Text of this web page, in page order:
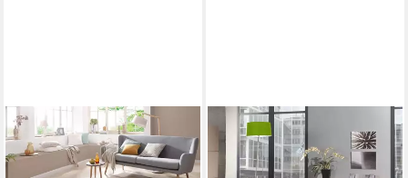
TEPPICHHOME24
Teppich Teppich Regenbogen
Pastellfarben, rechteckig
CARPETIA
Teppich Wohnzimmer Teppich
mit modernem bunten Design